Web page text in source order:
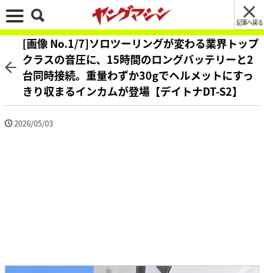
記事へ戻る
[画像 No.1/7]ソロツーリングが変わる業界トップ
クラスの音圧に、15時間のロングバッテリーと2
台同時接続。重量わずか30gでヘルメットにすっ
きり収まるインカムが登場【デイトナDT-S2】
2026/05/03